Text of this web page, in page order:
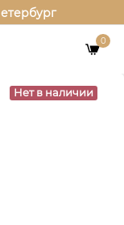
0
Нет в наличии